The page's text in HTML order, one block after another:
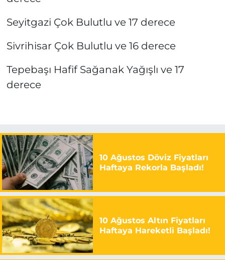
Seyitgazi Çok Bulutlu ve 17 derece
Sivrihisar Çok Bulutlu ve 16 derece
Tepebaşı Hafif Sağanak Yağışlı ve 17
derece
10 Ağustos Döviz Fiyatları
Haftaya Rekorla Başladı!
10 Ağustos Altın Fiyatları
Haftaya Hareketli Başladı!